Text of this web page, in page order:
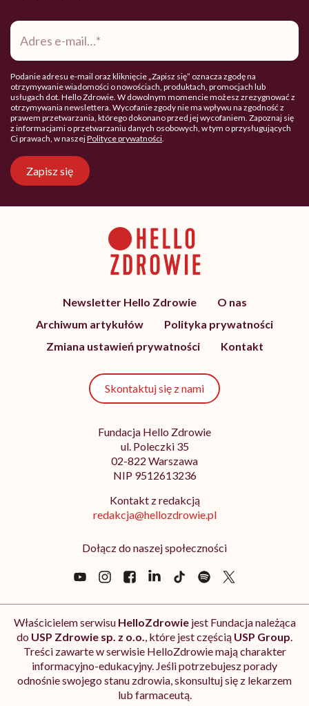
Adres
mail*
Podanie adresu e-mail oraz kliknięcie „Zapisz się” oznacza zgodę na
otrzymywanie wiadomości o nowościach, produktach, promocjach lub
usługach dot. Hello Zdrowie. W dowolnym momencie możesz zrezygnować z
otrzymywania newslettera. Wycofanie zgody nie ma wpływu na zgodność z
prawem przetwarzania, którego dokonano przed jej wycofaniem. Zapoznaj się
z informacjami o przetwarzaniu danych osobowych, w tym o przysługujących
Ci prawach, w naszejPolityce prywatności.
Zapisz się
Newsletter Hello Zdrowie
O nas
Archiwum artykułów
Polityka prywatności
Zmiana ustawień prywatności
Kontakt
Skontaktuj się z nami
Fundacja Hello Zdrowie
ul. Poleczki 35
02-822 Warszawa
NIP 9512613236
Kontakt z redakcją
redakcja@hellozdrowie.pl
Dołącz do naszej społeczności
Właścicielem serwisu HelloZdrowiejest Fundacja należąca
do USP Zdrowie sp. z o.o., które jest częścią USP Group.
Treści zawarte w serwisie HelloZdrowie mają charakter
informacyjno-edukacyjny. Jeśli potrzebujesz porady
odnośnie swojego stanu zdrowia, skonsultuj się z lekarzem
lub farmaceutą.